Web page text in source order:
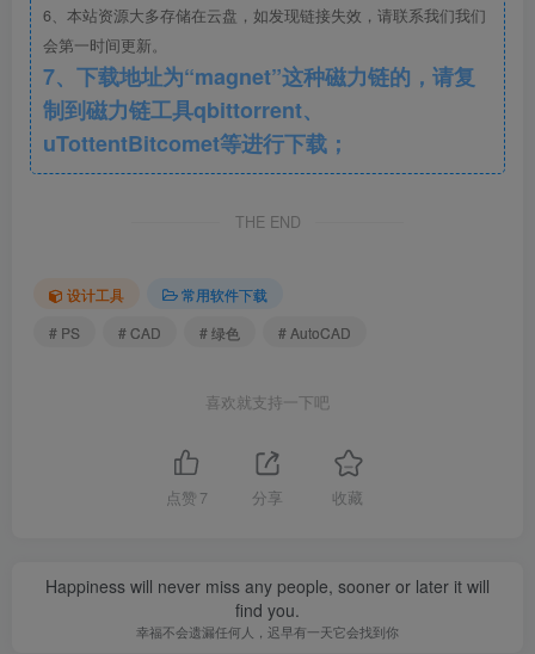
6、本站资源大多存储在云盘，如发现链接失效，请联系我们我们
会第一时间更新。
7、下载地址为“magnet”这种磁力链的，请复
制到磁力链工具qbittorrent、
uTottentBitcomet等进行下载；
THE END
设计工具
常用软件下载
# PS
# CAD # 绿色 # AutoCAD
喜欢就支持一下吧
点赞 7 分享 收藏
Happiness will never miss any people, sooner or later it will
find you.
幸福不会遗漏任何人，迟早有一天它会找到你